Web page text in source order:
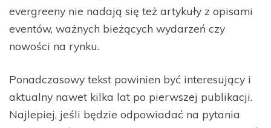
evergreeny nie nadają się też artykuły z opisami
eventów, ważnych bieżących wydarzeń czy
nowości na rynku.
Ponadczasowy tekst powinien być interesujący i
aktualny nawet kilka lat po pierwszej publikacji.
Najlepiej, jeśli będzie odpowiadać na pytania